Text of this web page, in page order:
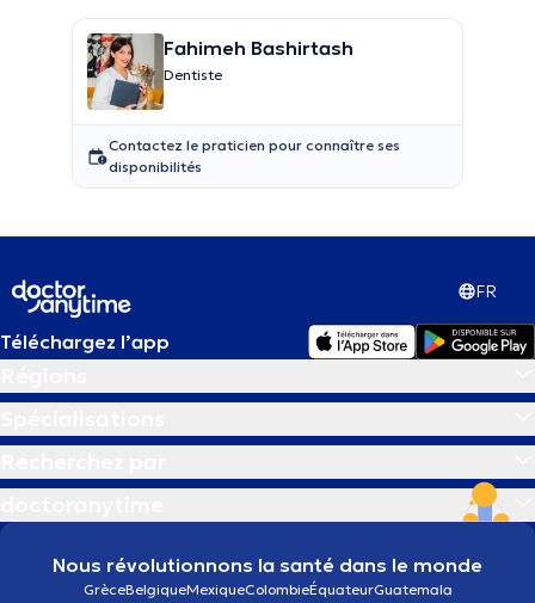
Fahimeh Bashirtash
Dentiste
Contactez le praticien pour connaître ses
disponibilités
FR
Téléchargez l’app
Nous révolutionnons la santé dans le monde
GrèceBelgiqueMexiqueColombieÉquateurGuatemala